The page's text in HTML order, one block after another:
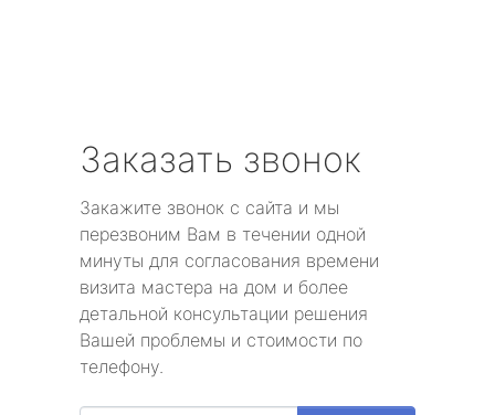
Заказать звонок
Закажите звонок с сайта и мы
перезвоним Вам в течении одной
минуты для согласования времени
визита мастера на дом и более
детальной консультации решения
Вашей проблемы и стоимости по
телефону.